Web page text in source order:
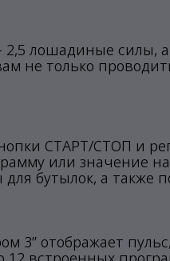
лошадиные силы, а
не только
СТАРТ/СТОП и
или значение
бутылок, а также
3” отображает